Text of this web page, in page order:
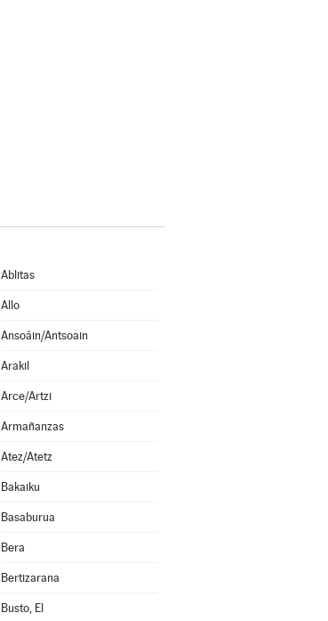
Ablitas
Allo
Ansoáin/Antsoain
Arakil
Arce/Artzi
Armañanzas
Atez/Atetz
Bakaiku
Basaburua
Bera
Bertizarana
Busto, El